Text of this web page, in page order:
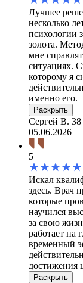
Лучшее
несколько
психологии
золота.
мне
ситуациях.
которому я
именно его.
Раскрыть
Сергей В.
05.06.2026
5
Искал
здесь. Врач
которые
научился
за свою
работает на
временный
достижения
Раскрыть